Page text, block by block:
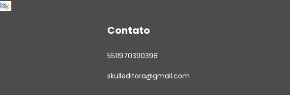
Contato
5511970390398
skulleditora@gmail.com